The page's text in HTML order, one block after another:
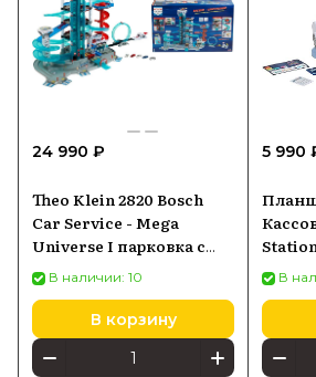
24 990 ₽
Theo Klein 2820 Bosch
Car Service - Mega
Universe I парковка с
подсветкой и звуком,
лифтом, петлей и
съездом с полосы
движения, в комплекте
с автомобилями
В наличии: 10
В корзину
5 990
В